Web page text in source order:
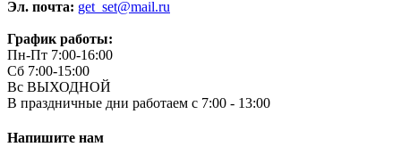
Эл. почта: get_set@mail.ru
График работы:
Пн-Пт 7:00-16:00
Сб 7:00-15:00
Вс ВЫХОДНОЙ
В праздничные дни работаем с 7:00 - 13:00
Напишите нам